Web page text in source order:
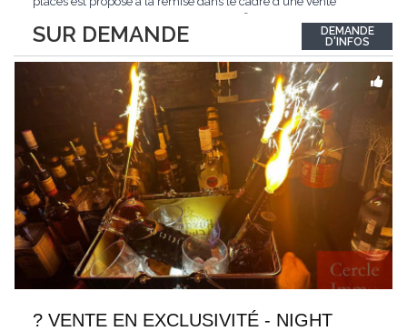
SUR DEMANDE
d'exploitation. terrasse. cuisine professionnelle équipée et bail
commercial en cours. L'établissement...
DEMANDE
D'INFOS
? VENTE EN EXCLUSIVITÉ - NIGHT